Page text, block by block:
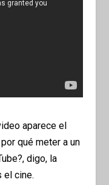
aparece el
qué meter a un
digo, la
el cine.